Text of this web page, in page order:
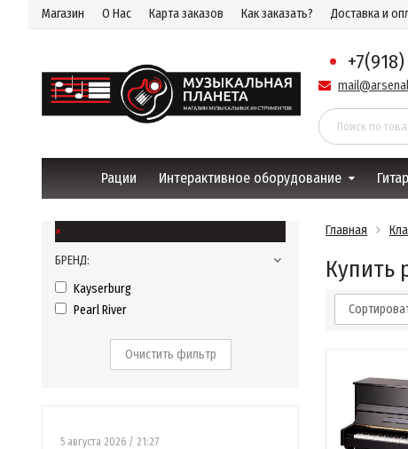
Магазин О Нас Карта заказов Как заказать? Доставка и
Рации Интерактивное оборудование
×
БРЕНД:
Kayserburg
Pearl River
Очистить фильтр
5 августа 2026 / 21:27
Главная
Купить